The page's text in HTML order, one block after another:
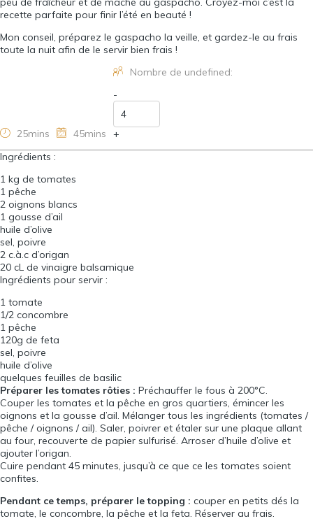
recette parfaite pour finir l’été en beauté !
Mon conseil, préparez le gaspacho la veille, et gardez-le au frais
toute la nuit afin de le servir bien frais !
25mins 45mins
Nombre de undefined:
-
+
Ingrédients :
1 kg de tomates
1 pêche
2 oignons blancs
1 gousse d’ail
huile d’olive
sel, poivre
2 c.à.c d’origan
20 cL de vinaigre balsamique
Ingrédients pour servir :
1 tomate
1/2 concombre
1 pêche
120g de feta
sel, poivre
huile d’olive
quelques feuilles de basilic
Préparer les tomates rôties : Préchauffer le fous à 200°C.
Couper les tomates et la pêche en gros quartiers, émincer les
oignons et la gousse d’ail. Mélanger tous les ingrédients (tomates /
pêche / oignons / ail). Saler, poivrer et étaler sur une plaque allant
au four, recouverte de papier sulfurisé. Arroser d’huile d’olive et
ajouter l’origan.
Cuire pendant 45 minutes, jusqu’à ce que ce les tomates soient
confites.
Pendant ce temps, préparer le topping : couper en petits dés la
tomate, le concombre, la pêche et la feta. Réserver au frais.